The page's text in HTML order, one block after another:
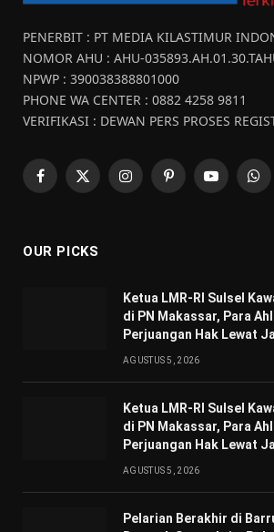
PENERBIT : PT MEDIA KILASTIMUR
NOMOR AHU : AHU-
NPWP : 390038388801000
PHONE WA CENTER : 0882 4258 9811
VERIFIKASI : DEWAN PERS PROSES
Facebook
X
InstagramPinterestYouTube
OUR PICKS
Ketua LMR-RI Sulsel
di PN Makassar, Para
Perjuangan Hak Lewat
AGUSTUS 5, 2026
Ketua LMR-RI Sulsel
di PN Makassar, Para
Perjuangan Hak Lewat
AGUSTUS 5, 2026
Pelarian Berakhir di